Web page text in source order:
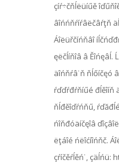
çíŕ÷čňĺëüíűě
âîńńňŕíŕâëčâŕţň
Áîëüřčíńňâî
ęëčĺíňîâ â Ěîńęâĺ.
äîńňŕâ˙ň ňĺőíčęó
ŕďďŕđŕňíűé đĺěîíň
ňĺđěîďŕńňű,
ńîňđóäíčęîâ
ëţáîé ńëîćíîńňč.
çŕíčěŕĺěń˙, çäĺńü: